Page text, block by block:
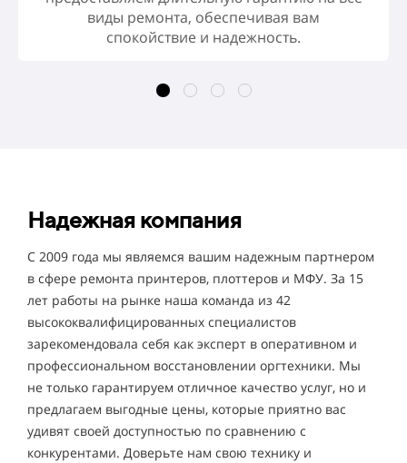
виды ремонта, обеспечивая вам
спокойствие и надежность.
Надежная компания
С 2009 года мы являемся вашим надежным партнером
в сфере ремонта принтеров, плоттеров и МФУ. За 15
лет работы на рынке наша команда из 42
высококвалифицированных специалистов
зарекомендовала себя как эксперт в оперативном и
профессиональном восстановлении оргтехники. Мы
не только гарантируем отличное качество услуг, но и
предлагаем выгодные цены, которые приятно вас
удивят своей доступностью по сравнению с
конкурентами. Доверьте нам свою технику и